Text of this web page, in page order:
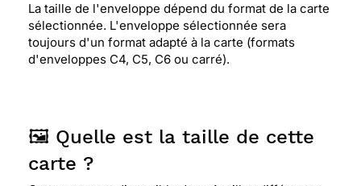
La taille de l'enveloppe dépend du format de la carte
sélectionnée. L'enveloppe sélectionnée sera
toujours d'un format adapté à la carte (formats
d'enveloppes C4, C5, C6 ou carré).
🖼️ Quelle est la taille de cette
carte ?